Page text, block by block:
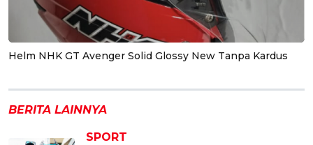
Helm NHK GT Avenger Solid Glossy New Tanpa Kardus
BERITA LAINNYA
SPORT